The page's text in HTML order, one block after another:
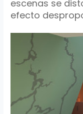
escenas se
efecto